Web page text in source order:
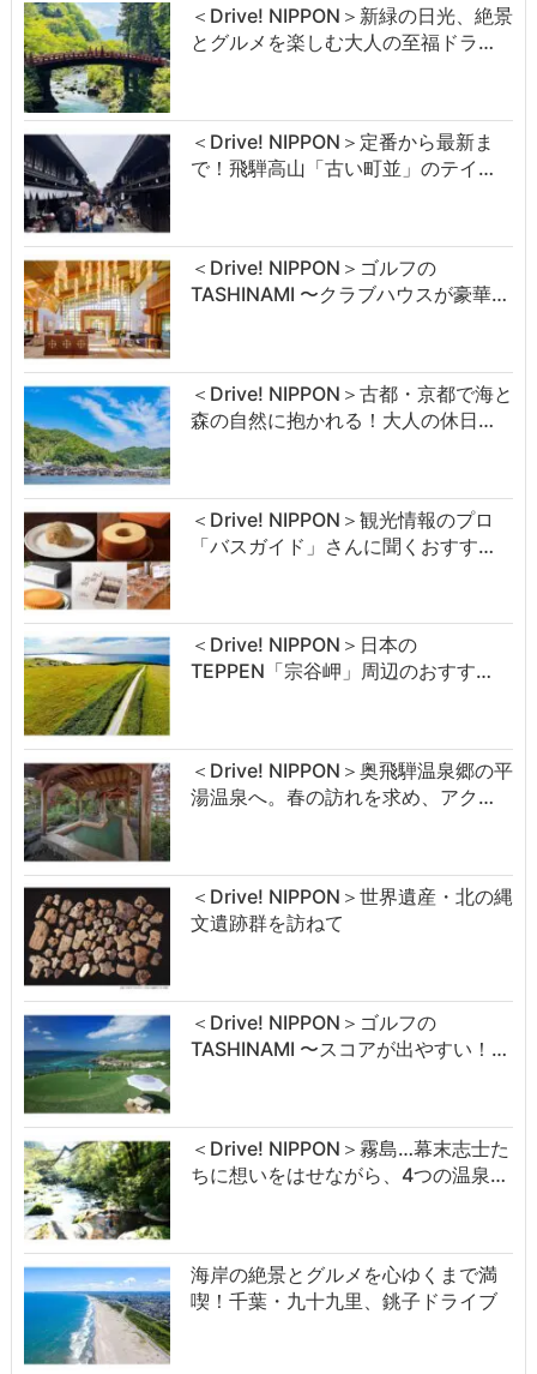
＜Drive! NIPPON＞新緑の日光、絶景
とグルメを楽しむ大人の至福ドラ…
＜Drive! NIPPON＞定番から最新ま
で！飛騨高山「古い町並」のテイ…
＜Drive! NIPPON＞ゴルフの
TASHINAMI 〜クラブハウスが豪華…
＜Drive! NIPPON＞古都・京都で海と
森の自然に抱かれる！大人の休日…
＜Drive! NIPPON＞観光情報のプロ
「バスガイド」さんに聞くおすす…
＜Drive! NIPPON＞日本の
TEPPEN「宗谷岬」周辺のおすす…
＜Drive! NIPPON＞奥飛騨温泉郷の平
湯温泉へ。春の訪れを求め、アク…
＜Drive! NIPPON＞世界遺産・北の縄
文遺跡群を訪ねて
＜Drive! NIPPON＞ゴルフの
TASHINAMI 〜スコアが出やすい！…
＜Drive! NIPPON＞霧島…幕末志士た
ちに想いをはせながら、4つの温泉…
海岸の絶景とグルメを心ゆくまで満
喫！千葉・九十九里、銚子ドライブ